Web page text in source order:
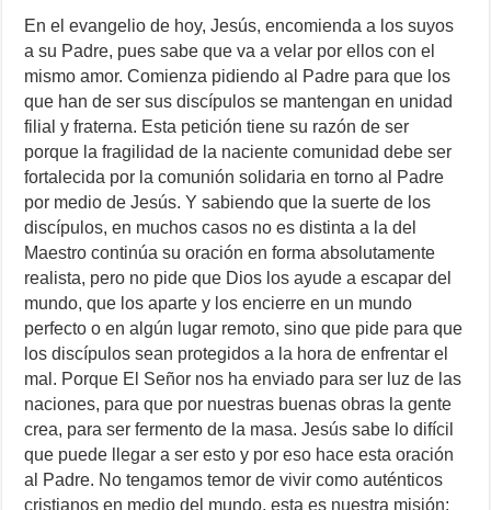
En el evangelio de hoy, Jesús, encomienda a los suyos
a su Padre, pues sabe que va a velar por ellos con el
mismo amor. Comienza pidiendo al Padre para que los
que han de ser sus discípulos se mantengan en unidad
filial y fraterna. Esta petición tiene su razón de ser
porque la fragilidad de la naciente comunidad debe ser
fortalecida por la comunión solidaria en torno al Padre
por medio de Jesús. Y sabiendo que la suerte de los
discípulos, en muchos casos no es distinta a la del
Maestro continúa su oración en forma absolutamente
realista, pero no pide que Dios los ayude a escapar del
mundo, que los aparte y los encierre en un mundo
perfecto o en algún lugar remoto, sino que pide para que
los discípulos sean protegidos a la hora de enfrentar el
mal. Porque El Señor nos ha enviado para ser luz de las
naciones, para que por nuestras buenas obras la gente
crea, para ser fermento de la masa. Jesús sabe lo difícil
que puede llegar a ser esto y por eso hace esta oración
al Padre. No tengamos temor de vivir como auténticos
cristianos en medio del mundo, esta es nuestra misión;